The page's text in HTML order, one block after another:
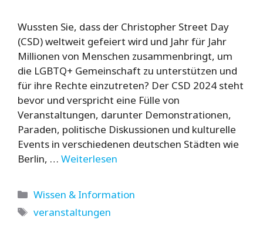
Wussten Sie, dass der Christopher Street Day
(CSD) weltweit gefeiert wird und Jahr für Jahr
Millionen von Menschen zusammenbringt, um
die LGBTQ+ Gemeinschaft zu unterstützen und
für ihre Rechte einzutreten? Der CSD 2024 steht
bevor und verspricht eine Fülle von
Veranstaltungen, darunter Demonstrationen,
Paraden, politische Diskussionen und kulturelle
Events in verschiedenen deutschen Städten wie
Berlin, … Weiterlesen
Kategorien
Wissen & Information
Schlagwörter
veranstaltungen